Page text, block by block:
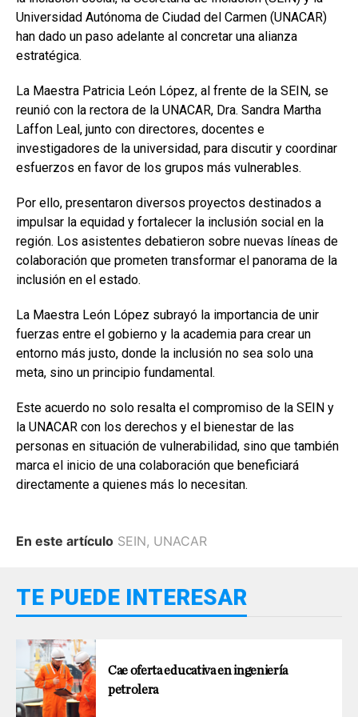
Universidad Autónoma de Ciudad del Carmen (UNACAR)
han dado un paso adelante al concretar una alianza
estratégica.
La Maestra Patricia León López, al frente de la SEIN, se
reunió con la rectora de la UNACAR, Dra. Sandra Martha
Laffon Leal, junto con directores, docentes e
investigadores de la universidad, para discutir y coordinar
esfuerzos en favor de los grupos más vulnerables.
Por ello, presentaron diversos proyectos destinados a
impulsar la equidad y fortalecer la inclusión social en la
región. Los asistentes debatieron sobre nuevas líneas de
colaboración que prometen transformar el panorama de la
inclusión en el estado.
La Maestra León López subrayó la importancia de unir
fuerzas entre el gobierno y la academia para crear un
entorno más justo, donde la inclusión no sea solo una
meta, sino un principio fundamental.
Este acuerdo no solo resalta el compromiso de la SEIN y
la UNACAR con los derechos y el bienestar de las
personas en situación de vulnerabilidad, sino que también
marca el inicio de una colaboración que beneficiará
directamente a quienes más lo necesitan.
En este artículo SEIN, UNACAR
TE PUEDE INTERESAR
Cae oferta educativa en ingeniería
petrolera